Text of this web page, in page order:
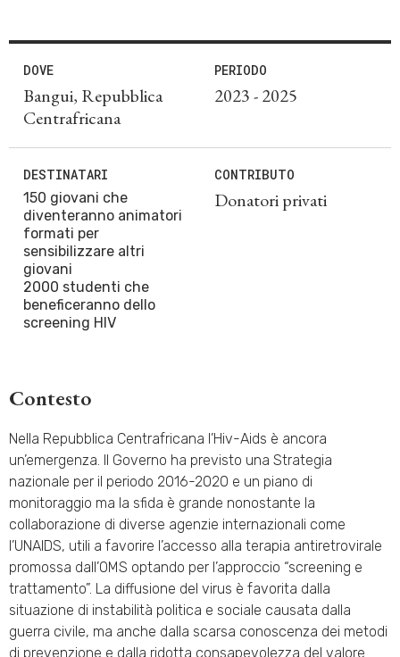
DOVE
Bangui, Repubblica
Centrafricana
PERIODO
2023 - 2025
DESTINATARI
150 giovani che
diventeranno animatori
formati per
sensibilizzare altri
giovani
2000 studenti che
beneficeranno dello
screening HIV
CONTRIBUTO
Donatori privati
Contesto
Nella Repubblica Centrafricana l’Hiv-Aids è ancora
un’emergenza. Il Governo ha previsto una Strategia
nazionale per il periodo 2016-2020 e un piano di
monitoraggio ma la sfida è grande nonostante la
collaborazione di diverse agenzie internazionali come
l’UNAIDS, utili a favorire l’accesso alla terapia antiretrovirale
promossa dall’OMS optando per l’approccio “screening e
trattamento”. La diffusione del virus è favorita dalla
situazione di instabilità politica e sociale causata dalla
guerra civile, ma anche dalla scarsa conoscenza dei metodi
di prevenzione e dalla ridotta consapevolezza del valore